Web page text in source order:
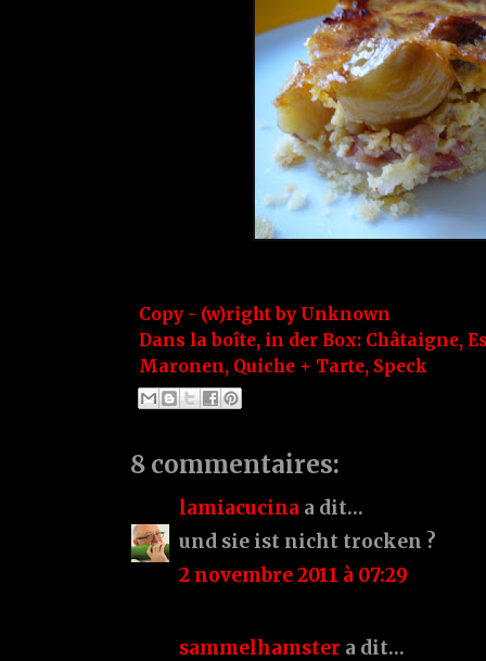
Copy - (w)right by Unknown
Dans la boîte, in der Box: Châtaigne,
Maronen, Quiche + Tarte, Speck
8 commentaires:
lamiacucina a dit…
und sie ist nicht trocken ?
2 novembre 2011 à 07:29
sammelhamster a dit…